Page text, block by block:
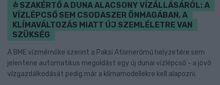
SZAKÉRTŐ A DUNA ALACSONY VÍZÁLLÁSÁRÓL: A
VÍZLÉPCSŐ SEM CSODASZER ÖNMAGÁBAN, A
KLÍMAVÁLTOZÁS MIATT ÚJ SZEMLÉLETRE VAN
SZÜKSÉG
A BME vízmérnöke szerint a Paksi Atomerőmű helyzetére sem
jelentene automatikus megoldást egy új dunai vízlépcső - a jövő
vízgazdálkodását pedig már a klímamodellekre kell alapozni.